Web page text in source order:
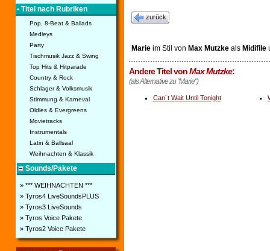
• Titel nach Rubriken
Pop, 8-Beat & Ballads
Medleys
Party
Tischmusik Jazz & Swing
Top Hits & Hitparade
Country & Rock
Schlager & Volksmusik
Stimmung & Karneval
Oldies & Evergreens
Movietracks
Instrumentals
Latin & Ballsaal
Weihnachten & Klassik
Sounds/Pakete
» *** WEIHNACHTEN ***
» Tyros4 LiveSoundsPLUS
» Tyros3 LiveSounds
» Tyros Voice Pakete
» Tyros2 Voice Pakete
zurück
Marieim Stil von Max Mutzkeals Midifile
Andere Titel vonMax Mutzke:
(als Alternative zu "Marie")
Can´t Wait Until Tonight